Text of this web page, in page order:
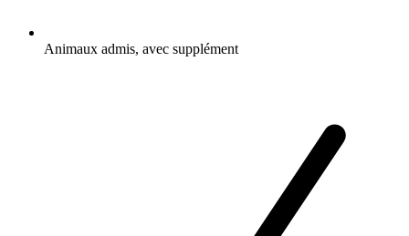
Animaux admis, avec supplément